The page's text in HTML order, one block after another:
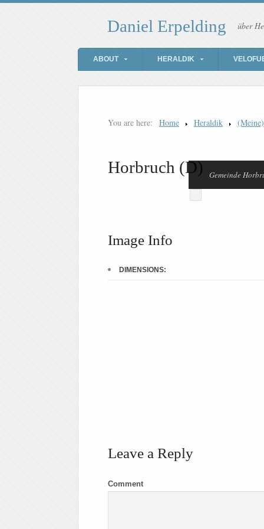
Daniel Erpelding über
ABOUT HERALDIK
You are here: Home Heraldik
Horbruch (D) Gemeinde
Image Info
DIMENSIONS:
Leave a Reply
Comment